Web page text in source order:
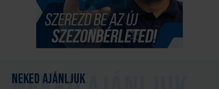
Neked ajánljuk